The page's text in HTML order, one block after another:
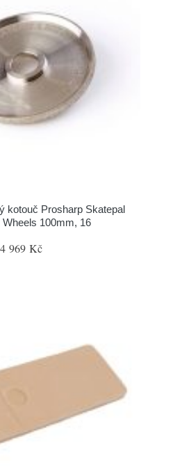
kotouč Prosharp Skatepal
Wheels 100mm, 16
4 969 Kč